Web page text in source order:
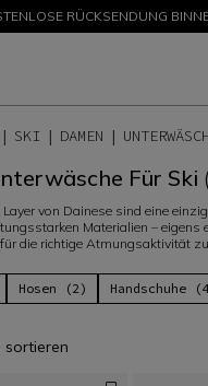
BIS ZU -50 % – JETZT
RÜCKSENDUNG
SKI DAMEN
Für Ski
Layer von Dainese sind eine
Materialien – eigens
die richtige Atmungsaktivität
Hosen (2) Handschuhe
sortieren